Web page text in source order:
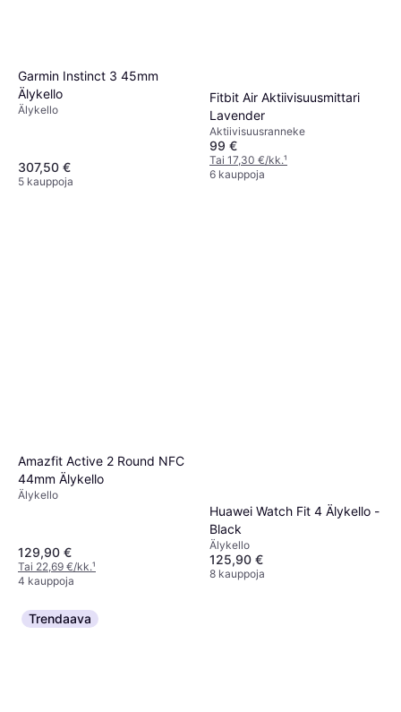
Garmin Instinct 3 45mm
Älykello
Älykello
307,50 €
5 kauppoja
Fitbit Air Aktiivisuusmittari
Lavender
Aktiivisuusranneke
99 €
Tai 17,30 €/kk.¹
6 kauppoja
Amazfit Active 2 Round NFC
44mm Älykello
Älykello
129,90 €
Tai 22,69 €/kk.¹
4 kauppoja
Huawei Watch Fit 4 Älykello -
Black
Älykello
125,90 €
8 kauppoja
Trendaava